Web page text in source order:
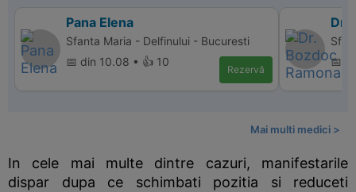
Pana Elena
Sfanta Maria - Delfinului - Bucuresti
📅 din 10.08 • 👍 10
Rezervă
Dr.
📅
Mai multi medici >
In cele mai multe dintre cazuri, manifestarile
dispar dupa ce schimbati pozitia si reduceti